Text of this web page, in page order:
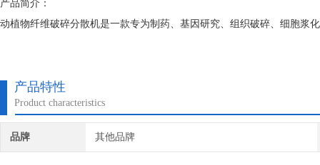
产品简介：
动植物纤维破碎分散机是一款专为制药、基因研究、组织破碎、细胞浆
产品特性
Product characteristics
品牌 其他品牌